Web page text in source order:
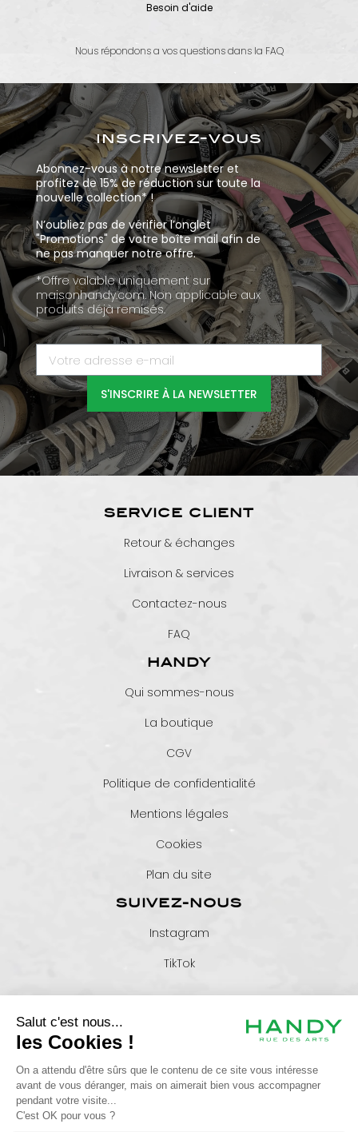
Besoin d'aide
Nous répondons a vos questions dans la FAQ
inscrivez-vous
Abonnez-vous à notre newsletter et
profitez de 15% de réduction sur toute la
nouvelle collection* !
N’oubliez pas de vérifier l’onglet
"Promotions" de votre boîte mail afin de
ne pas manquer notre offre.
*Offre valable uniquement sur
maisonhandy.com. Non applicable aux
produits déjà remisés.
S'INSCRIRE À LA NEWSLETTER
SERVICE CLIENT
Retour & échanges
Livraison & services
Contactez-nous
FAQ
HANDY
Qui sommes-nous
La boutique
CGV
Politique de confidentialité
Mentions légales
Cookies
Plan du site
SUIVEZ-NOUS
Instagram
TikTok
+33 6 46 26 85 01
serviceclient@maisonhandy.com
25 rue de Metz - 31000 TOULOUSE